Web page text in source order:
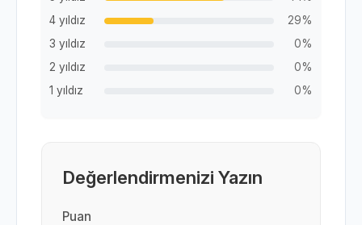
4 yıldız
29%
3 yıldız
0%
2 yıldız
0%
1 yıldız
0%
Değerlendirmenizi Yazın
Puan